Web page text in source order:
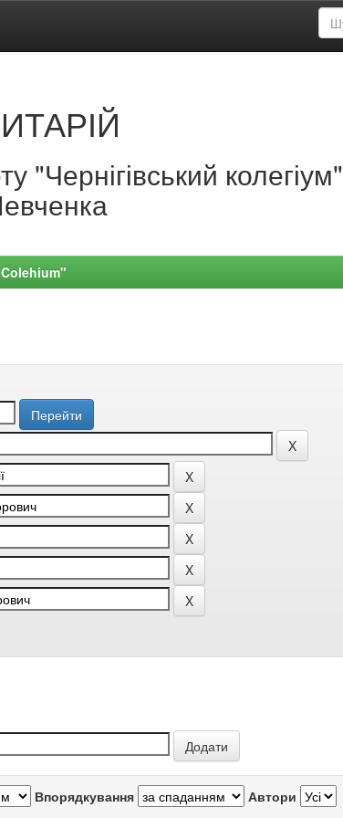
"Чернігівський колегіум"
Впорядкування Автори